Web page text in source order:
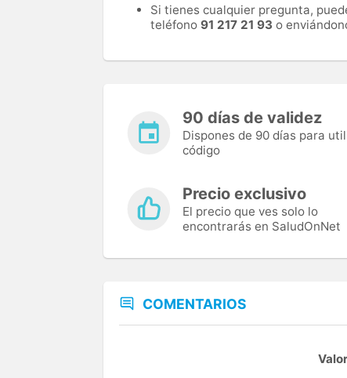
Si tienes cualquier pregunta,
teléfono 91 217 21 93 o
90 días de validez
Dispones de 90 días para
código
Precio exclusivo
El precio que ves solo lo
encontrarás en SaludOnNet
COMENTARIOS